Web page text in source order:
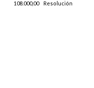
108.000,00 Resolución